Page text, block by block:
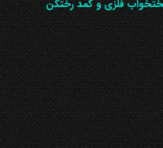
فلزی و کمد رختکن